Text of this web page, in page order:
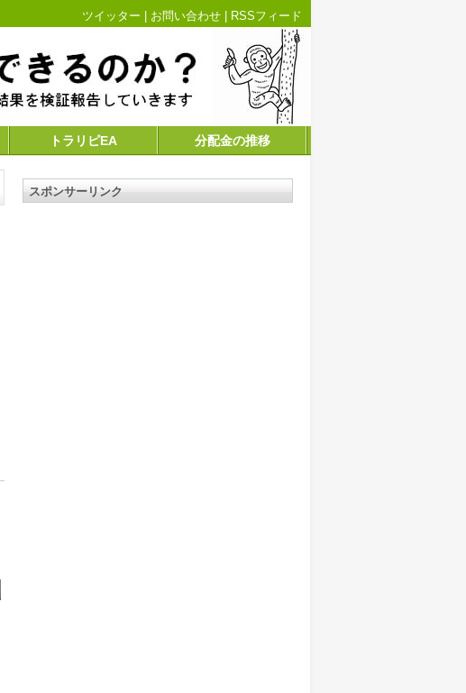
ツイッター お問い合わせ RSSフィード
トラリピEA 分配金の推移
スポンサーリンク